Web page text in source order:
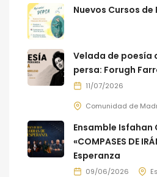
Nuevos Cursos de
Velada de poesía
persa: Forugh
11/07/2026
Comunidad de
Ensamble
«COMPASES DE
Esperanza
09/06/2026